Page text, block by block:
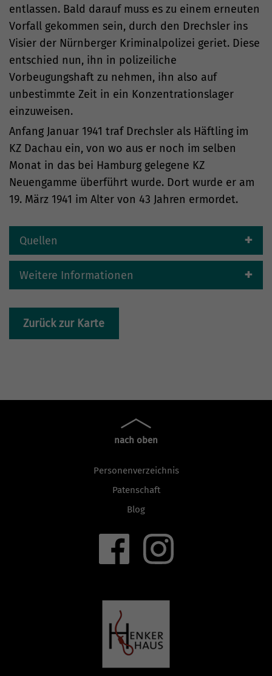
entlassen. Bald darauf muss es zu einem erneuten
Vorfall gekommen sein, durch den Drechsler ins
Visier der Nürnberger Kriminalpolizei geriet. Diese
entschied nun, ihn in polizeiliche
Vorbeugungshaft zu nehmen, ihn also auf
unbestimmte Zeit in ein Konzentrationslager
einzuweisen.
Anfang Januar 1941 traf Drechsler als Häftling im
KZ Dachau ein, von wo aus er noch im selben
Monat in das bei Hamburg gelegene KZ
Neuengamme überführt wurde. Dort wurde er am
19. März 1941 im Alter von 43 Jahren ermordet.
Quellen
Weitere Informationen
Zurück zur Karte
nach oben
Personenverzeichnis
Patenschaft
Blog